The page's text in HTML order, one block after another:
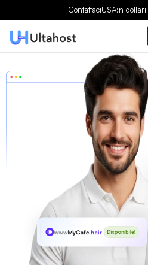
ContattaciUSA:n dollari
wwwMyCafe.hair Disponibile!